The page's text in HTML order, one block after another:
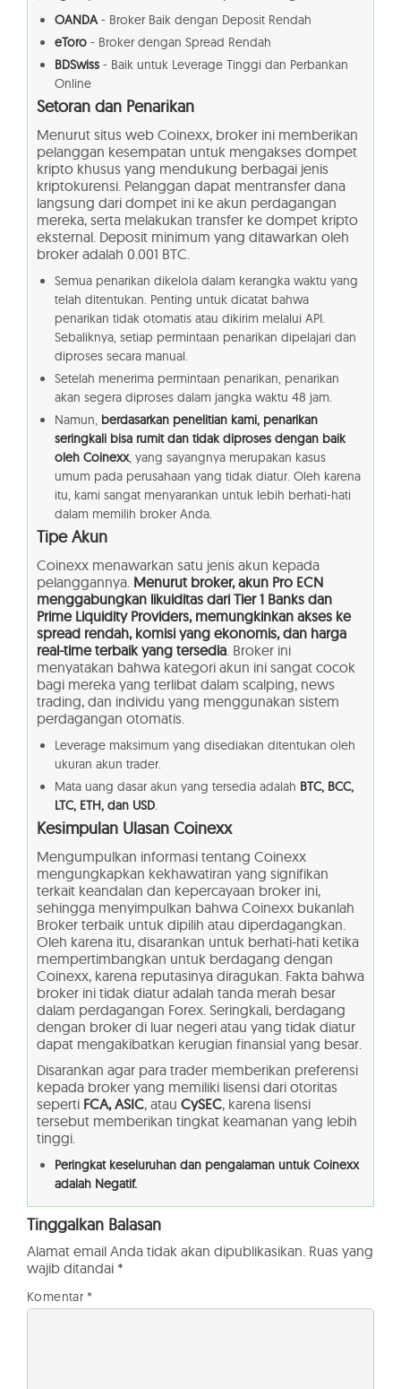
OANDA- Broker Baik dengan Deposit Rendah
eToro - Broker dengan Spread Rendah
BDSwiss - Baik untuk Leverage Tinggi dan Perbankan
Online
Setoran dan Penarikan
Menurut situs web Coinexx, broker ini memberikan
pelanggan kesempatan untuk mengakses dompet
kripto khusus yang mendukung berbagai jenis
kriptokurensi. Pelanggan dapat mentransfer dana
langsung dari dompet ini ke akun perdagangan
mereka, serta melakukan transfer ke dompet kripto
eksternal. Deposit minimum yang ditawarkan oleh
broker adalah 0.001 BTC.
Semua penarikan dikelola dalam kerangka waktu yang
telah ditentukan. Penting untuk dicatat bahwa
penarikan tidak otomatis atau dikirim melalui API.
Sebaliknya, setiap permintaan penarikan dipelajari dan
diproses secara manual.
Setelah menerima permintaan penarikan, penarikan
akan segera diproses dalam jangka waktu 48 jam.
Namun, berdasarkan penelitian kami, penarikan
seringkali bisa rumit dan tidak diproses dengan baik
oleh Coinexx, yang sayangnya merupakan kasus
umum pada perusahaan yang tidak diatur. Oleh karena
itu, kami sangat menyarankan untuk lebih berhati-hati
dalam memilih broker Anda.
Tipe Akun
Coinexx menawarkan satu jenis akun kepada
pelanggannya. Menurut broker, akun Pro ECN
menggabungkan likuiditas dari Tier 1 Banks dan
Prime Liquidity Providers, memungkinkan akses ke
spread rendah, komisi yang ekonomis, dan harga
real-time terbaik yang tersedia. Broker ini
menyatakan bahwa kategori akun ini sangat cocok
bagi mereka yang terlibat dalam scalping, news
trading, dan individu yang menggunakan sistem
perdagangan otomatis.
Leverage maksimum yang disediakan ditentukan oleh
ukuran akun trader.
Mata uang dasar akun yang tersedia adalah BTC, BCC,
LTC, ETH, dan USD.
Kesimpulan Ulasan Coinexx
Mengumpulkan informasi tentang Coinexx
mengungkapkan kekhawatiran yang signifikan
terkait keandalan dan kepercayaan broker ini,
sehingga menyimpulkan bahwa Coinexx bukanlah
Broker terbaik untuk dipilih atau diperdagangkan.
Oleh karena itu, disarankan untuk berhati-hati ketika
mempertimbangkan untuk berdagang dengan
Coinexx, karena reputasinya diragukan. Fakta bahwa
broker ini tidak diatur adalah tanda merah besar
dalam perdagangan Forex. Seringkali, berdagang
dengan broker di luar negeri atau yang tidak diatur
dapat mengakibatkan kerugian finansial yang besar.
Disarankan agar para trader memberikan preferensi
kepada broker yang memiliki lisensi dari otoritas
seperti FCA, ASIC, atau CySEC, karena lisensi
tersebut memberikan tingkat keamanan yang lebih
tinggi.
Peringkat keseluruhan dan pengalaman untuk Coinexx
adalah Negatif.
Tinggalkan Balasan
Alamat email Anda tidak akan dipublikasikan. Ruas yang
wajib ditandai *
Komentar *